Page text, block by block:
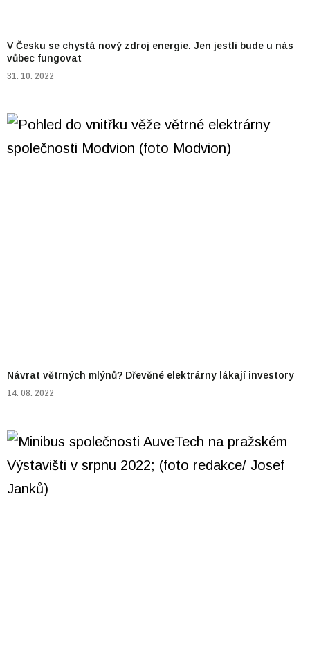
V Česku se chystá nový zdroj energie. Jen jestli bude u nás
vůbec fungovat
31. 10. 2022
Návrat větrných mlýnů? Dřevěné elektrárny lákají investory
14. 08. 2022